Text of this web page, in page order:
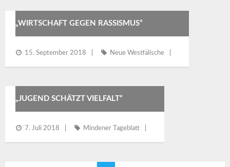
„WIRTSCHAFT GEGEN RASSISMUS“
15. September 2018 Neue Westfälische
„JUGEND SCHÄTZT VIELFALT“
7. Juli 2018 Mindener Tageblatt